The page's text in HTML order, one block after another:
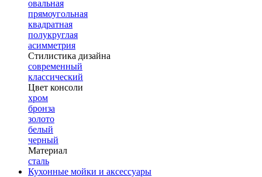
овальная
прямоугольная
квадратная
полукруглая
асимметрия
Стилистика дизайна
современный
классический
Цвет консоли
хром
бронза
золото
белый
черный
Материал
сталь
Кухонные мойки и аксессуары